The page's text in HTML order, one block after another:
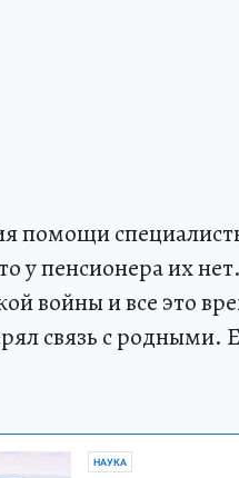
помощи
у пенсионера их
войны и все это
связь с родными.
НАУКА